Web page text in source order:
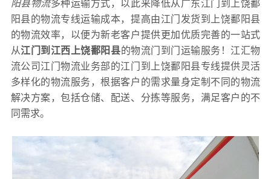
阳县物流多种运输方式，以此来降低从广东江门到上饶鄱
阳县的物流专线运输成本，提高由江门发货到上饶鄱阳县
的物流效率，以便为新老客户提供更加优质完善的一站式
从江门到江西上饶鄱阳县的物流门到门运输服务！江汇物
流公司江门物流业务部的江门到上饶鄱阳县专线提供灵活
多样化的物流服务，根据客户的需求量身定制不同的物流
解决方案，包括仓储、配送、分拣等服务，满足客户的不
同需求。